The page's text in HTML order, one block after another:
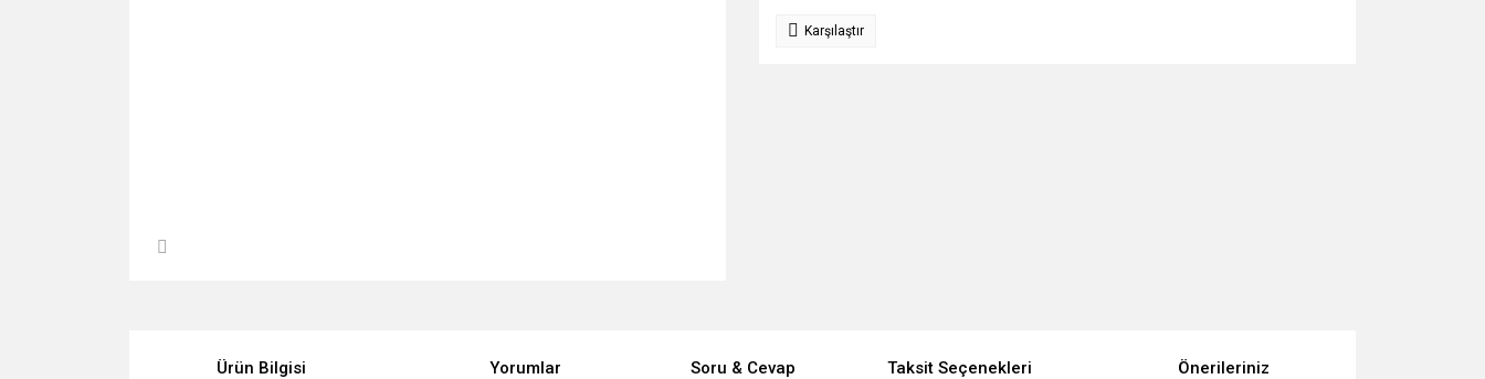
Karşılaştır
Ürün Bilgisi Yorumlar Soru & Cevap Taksit Seçenekleri Önerileriniz